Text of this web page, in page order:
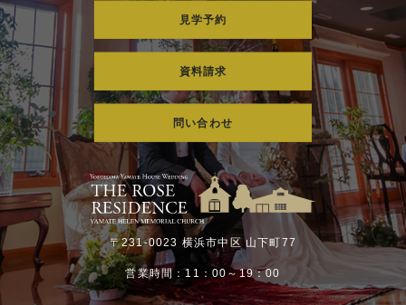
見学予約
資料請求
問い合わせ
〒231-0023 横浜市中区 山下町77
営業時間：11：00～19：00